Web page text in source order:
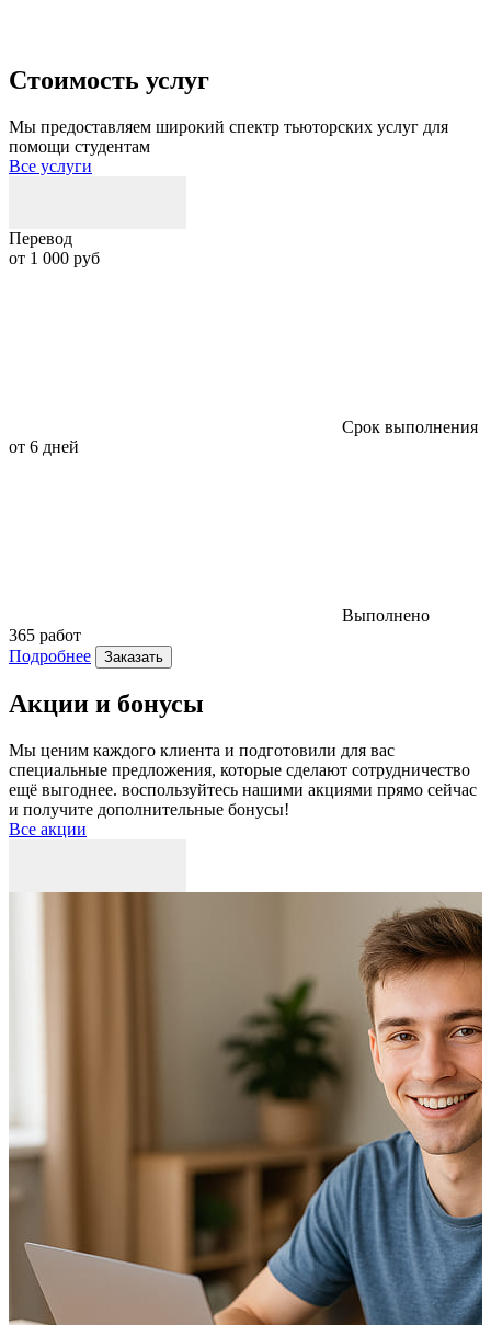
Стоимость услуг
Мы предоставляем широкий спектр тьюторских услуг для
помощи студентам
Все услуги
Перевод
от 1 000 руб
Срок выполнения
от 6 дней
Выполнено
365 работ
Подробнее
Заказать
Акции и бонусы
Мы ценим каждого клиента и подготовили для вас
специальные предложения, которые сделают сотрудничество
ещё выгоднее. воспользуйтесь нашими акциями прямо сейчас
и получите дополнительные бонусы!
Все акции